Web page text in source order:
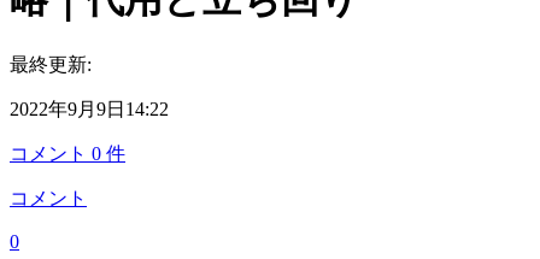
最終更新:
2022年9月9日14:22
コメント 0 件
コメント
0